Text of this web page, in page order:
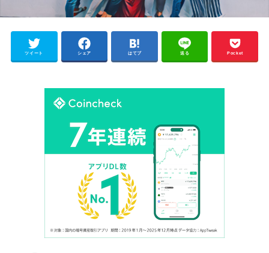
ツイート シェア はてブ 送る Pocket